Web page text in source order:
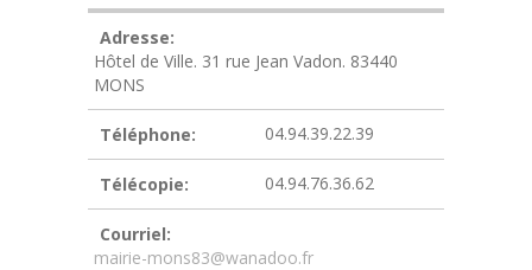
Adresse:
Hôtel de Ville. 31 rue Jean Vadon. 83440
MONS
Téléphone: 04.94.39.22.39
Télécopie: 04.94.76.36.62
Courriel:
mairie-mons83@wanadoo.fr